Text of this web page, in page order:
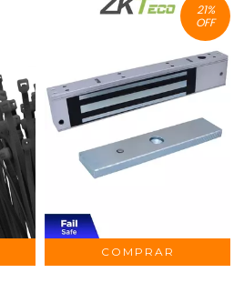
21%
OFF